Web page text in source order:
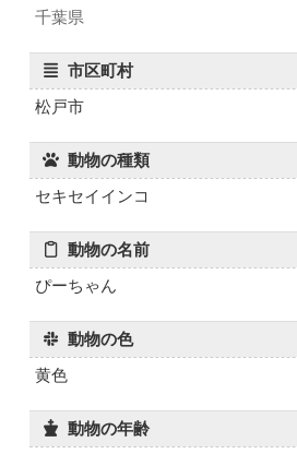
千葉県
市区町村
松戸市
動物の種類
セキセイインコ
動物の名前
ぴーちゃん
動物の色
黄色
動物の年齢